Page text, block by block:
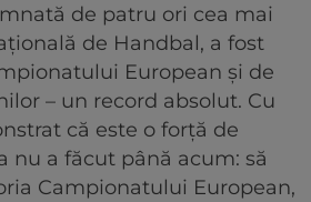
de patru ori cea mai
de Handbal, a fost
European și de
– un record absolut. Cu
că este o forță de
nu a făcut până acum: să
Campionatului European,